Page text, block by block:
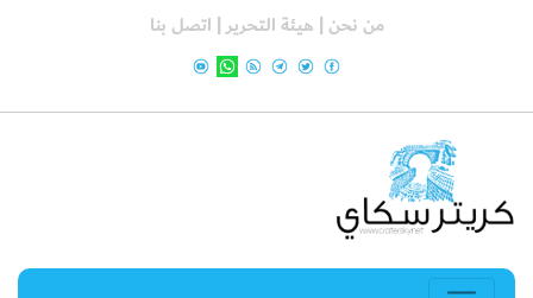
من نحن | هيئة التحرير | اتصل بنا